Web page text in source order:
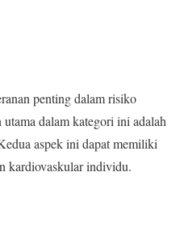
penting dalam risiko
dalam kategori ini adalah
aspek ini dapat memiliki
kardiovaskular individu.